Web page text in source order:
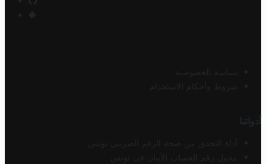
سياسة الخصوصية
شروط وأحكام الاستخدام
أدواتنا
أداة التحقق من صحة الرقم الضريبي تونس
محول رقم الحساب الآيبان في تونس